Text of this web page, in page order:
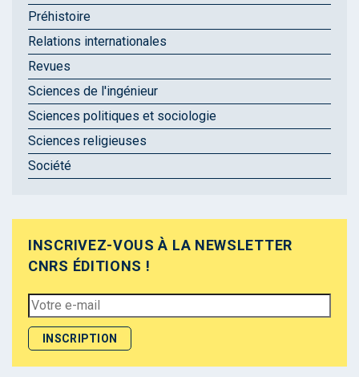
Préhistoire
Relations internationales
Revues
Sciences de l'ingénieur
Sciences politiques et sociologie
Sciences religieuses
Société
INSCRIVEZ-VOUS À LA NEWSLETTER
CNRS ÉDITIONS !